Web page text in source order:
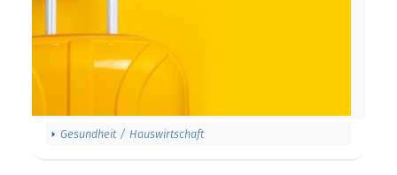
Gesundheit / Hauswirtschaft